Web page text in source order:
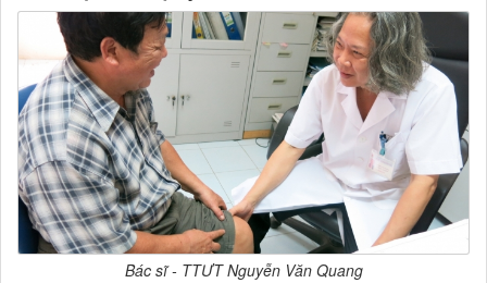
Bác sĩ - TTƯT Nguyễn Văn Quang